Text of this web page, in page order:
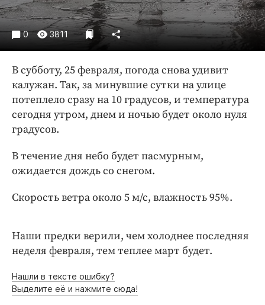
Происшествия
Спорт
Экономика и бизнес
ПРОЕКТЫ
Блоги
Издания
Медиаперсона
Клиника года
Бренд года
Работодатель года
0 3811
В субботу, 25 февраля, погода снова удивит
калужан. Так, за минувшие сутки на улице
потеплело сразу на 10 градусов, и температура
сегодня утром, днем и ночью будет около нуля
градусов.
В течение дня небо будет пасмурным,
ожидается дождь со снегом.
Скорость ветра около 5 м/с, влажность 95%.
Наши предки верили, чем холоднее последняя
неделя февраля, тем теплее март будет.
Нашли в тексте ошибку?
Выделите её и нажмите сюда!